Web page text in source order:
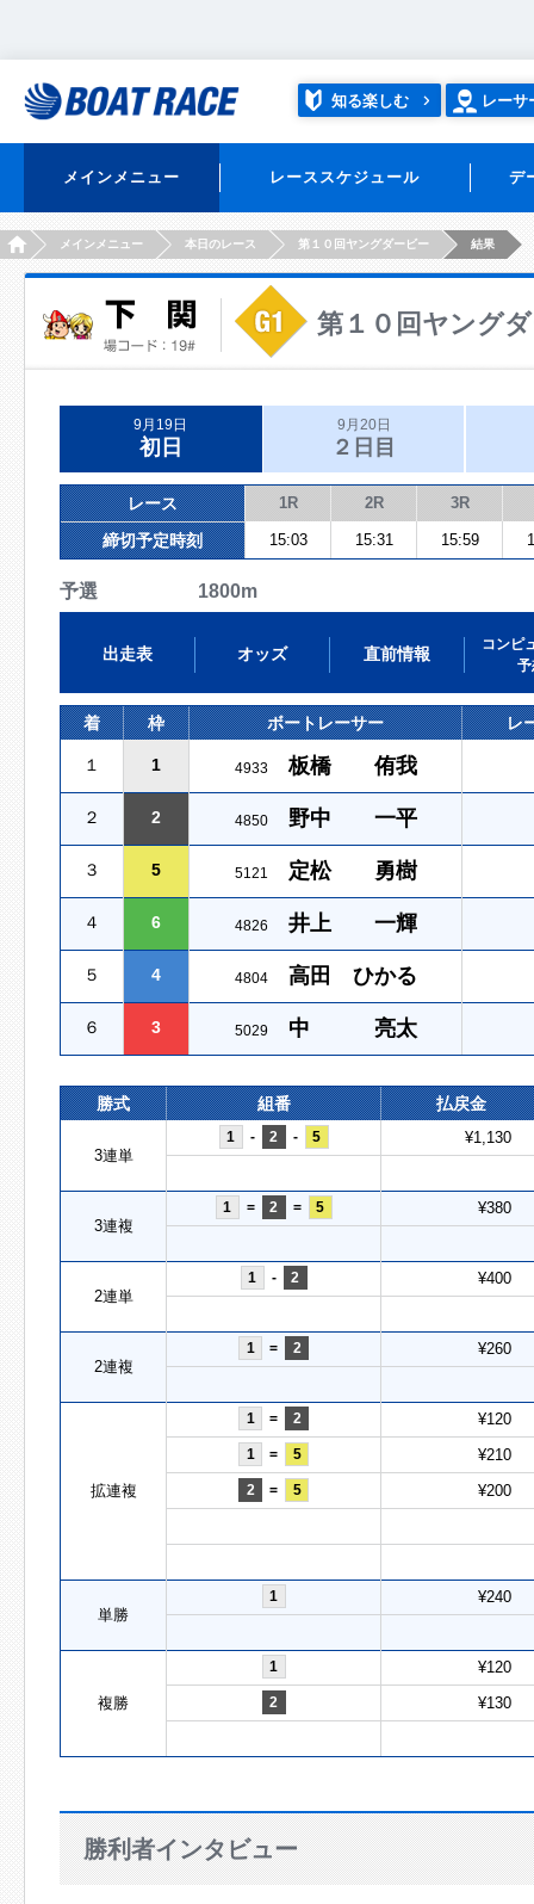
知る楽しむ レーサ
メインメニュー レーススケジュール デ
HOMEメインメニュー 本日のレース 第１０回ヤングダービー 結果
第１０回ヤング
9月19日
初日
9月20日
２日目
レース 1R 2R 3R
締切予定時刻 15:03 15:31 15:59
予選 1800m
出走表 オッズ 直前情報
コンピ
予
着 枠 ボートレーサー レ
１ 1 4933 板橋 侑我
２ 2 4850 野中 一平
３ 5 5121 定松 勇樹
４ 6 4826 井上 一輝
５ 4 4804 高田 ひかる
６ 3 5029 中 亮太
勝式 組番 払戻金
3連単
1 - 2 - 5 ¥1,130
3連複
1 = 2 = 5 ¥380
2連単
1 - 2 ¥400
2連複
1 = 2 ¥260
拡連複
1 = 2 ¥120
1 = 5 ¥210
2 = 5 ¥200
単勝
1 ¥240
複勝
1 ¥120
2 ¥130
勝利者インタビュー